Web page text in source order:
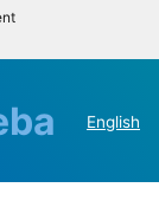
English